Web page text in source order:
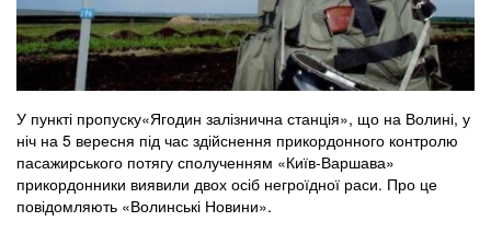
У пункті пропуску«Ягодин залізнична станція», що на Волині, у
ніч на 5 вересня під час здійснення прикордонного контролю
пасажирського потягу сполученням «Київ-Варшава»
прикордонники виявили двох осіб негроїдної раси. Про це
повідомляють «Волинські Новини».